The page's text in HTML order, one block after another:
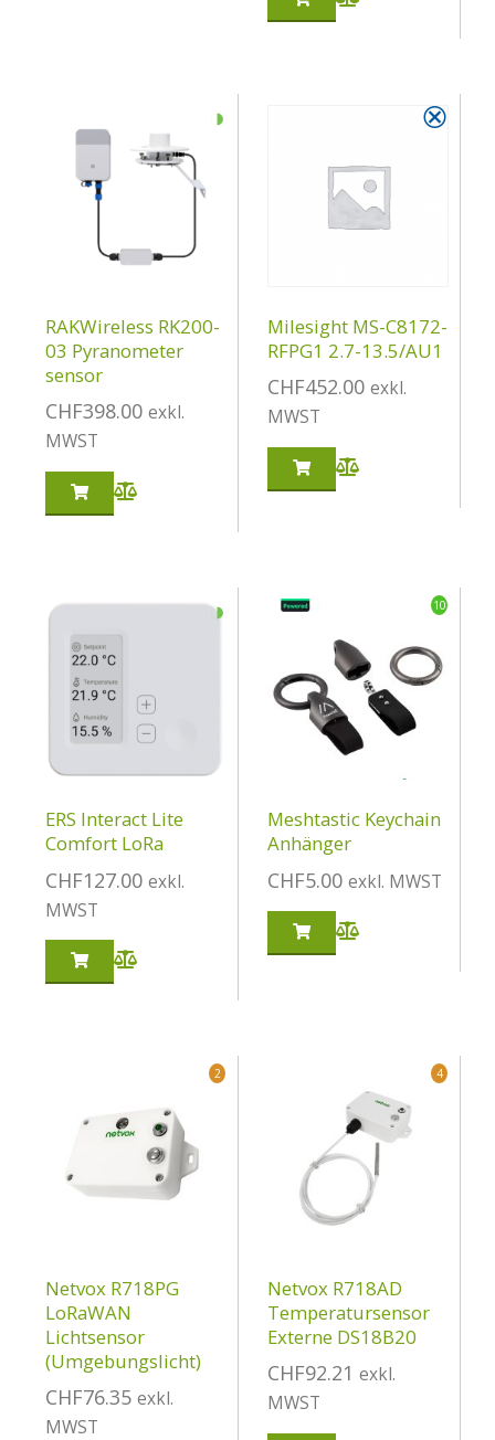
◑
RAKWireless RK200-
03 Pyranometer
sensor
CHF398.00 exkl.
MWST
⮿
Milesight MS-C8172-
RFPG1 2.7-13.5/AU1
CHF452.00 exkl.
MWST
◑
ERS Interact Lite
Comfort LoRa
CHF127.00 exkl.
MWST
10
Meshtastic Keychain
Anhänger
CHF5.00 exkl. MWST
2
Netvox R718PG
LoRaWAN
Lichtsensor
(Umgebungslicht)
CHF76.35 exkl.
MWST
4
Netvox R718AD
Temperatursensor
Externe DS18B20
CHF92.21 exkl.
MWST